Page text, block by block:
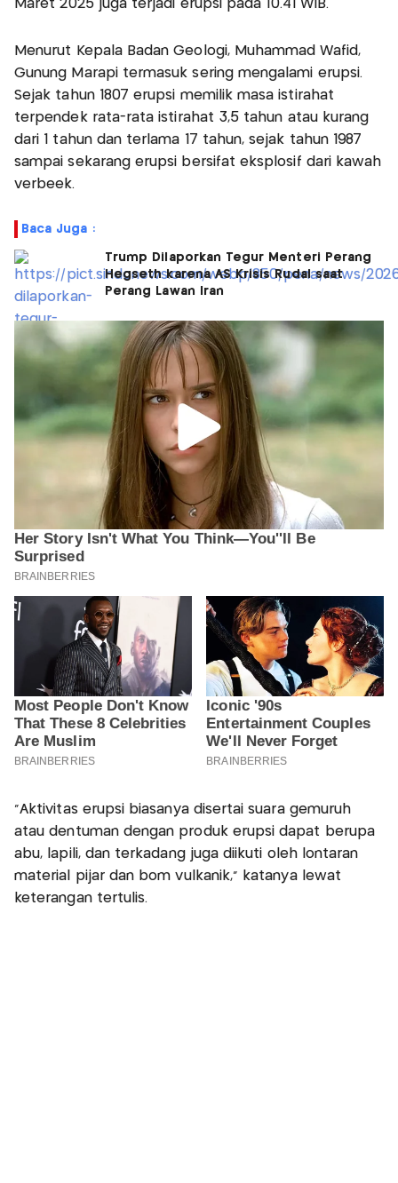
Maret 2025 juga terjadi erupsi pada 10.41 WIB.
Menurut Kepala Badan Geologi, Muhammad Wafid,
Gunung Marapi termasuk sering mengalami erupsi.
Sejak tahun 1807 erupsi memilik masa istirahat
terpendek rata-rata istirahat 3,5 tahun atau kurang
dari 1 tahun dan terlama 17 tahun, sejak tahun 1987
sampai sekarang erupsi bersifat eksplosif dari kawah
verbeek.
Baca Juga :
Trump Dilaporkan Tegur Menteri Perang
Hegseth karena AS Krisis Rudal saat
Perang Lawan Iran
“Aktivitas erupsi biasanya disertai suara gemuruh
atau dentuman dengan produk erupsi dapat berupa
abu, lapili, dan terkadang juga diikuti oleh lontaran
material pijar dan bom vulkanik,” katanya lewat
keterangan tertulis.